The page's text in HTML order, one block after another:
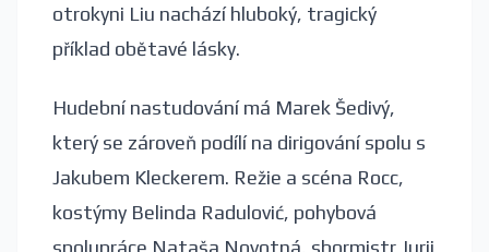
otrokyni Liu nachází hluboký, tragický
příklad obětavé lásky.
Hudební nastudování má Marek Šedivý,
který se zároveň podílí na dirigování spolu s
Jakubem Kleckerem. Režie a scéna Rocc,
kostýmy Belinda Radulović, pohybová
spolupráce Nataša Novotná, sbormistr Jurij